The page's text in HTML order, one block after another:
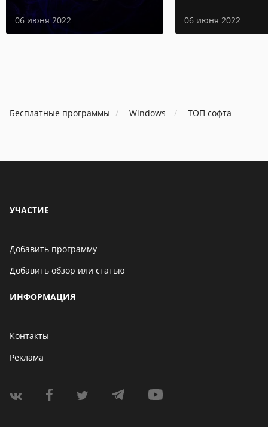
06 июня 2022 06 июня 2022
Бесплатные программы Windows ТОП софта
УЧАСТИЕ
Добавить программу
Добавить обзор или статью
ИНФОРМАЦИЯ
Контакты
Реклама